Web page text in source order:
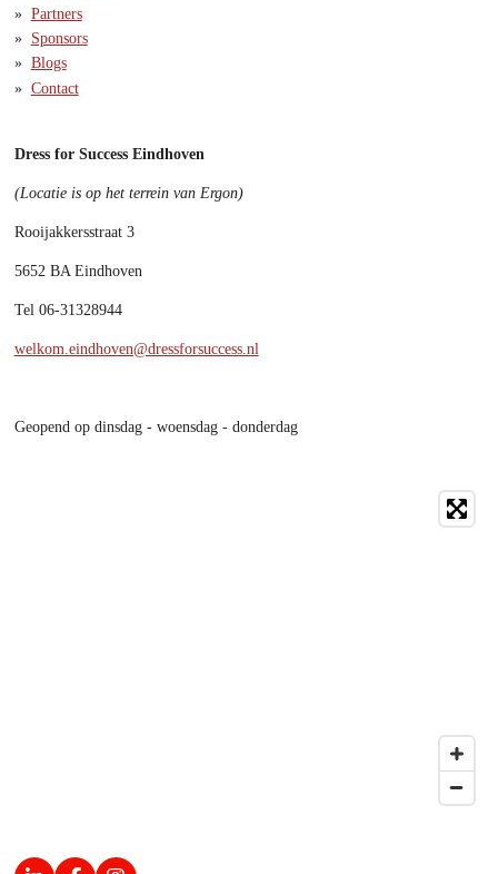
Partners
Sponsors
Blogs
Contact
Dress for Success Eindhoven
(Locatie is op het terrein van Ergon)
Rooijakkersstraat 3
5652 BA Eindhoven
Tel 06-31328944
welkom.eindhoven@dressforsuccess.nl
Geopend op dinsdag - woensdag - donderdag